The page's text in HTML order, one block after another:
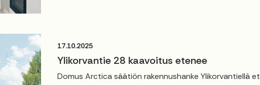
17.10.2025
Ylikorvantie 28 kaavoitus etenee
Domus Arctica säätiön rakennushanke Ylikorvantiellä